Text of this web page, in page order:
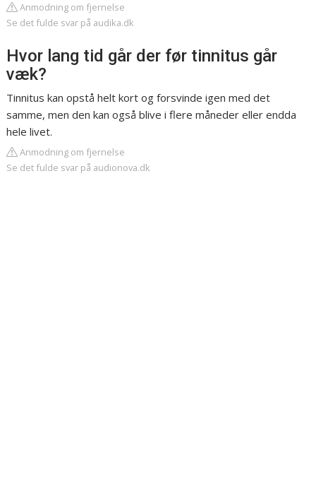
Anmodning om fjernelse
Se det fulde svar på audika.dk
Hvor lang tid går der før tinnitus går
væk?
Tinnitus kan opstå helt kort og forsvinde igen med det
samme, men den kan også blive i flere måneder eller endda
hele livet.
Anmodning om fjernelse
Se det fulde svar på audionova.dk